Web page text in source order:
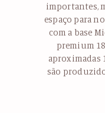
importantes,
espaço para
com a base
premium
aproximadas
são